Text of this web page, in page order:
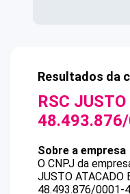
Resultados da
RSC
Sobre a empresa
O CNPJ da
JUSTO ATACADO
48.493.876/0001-